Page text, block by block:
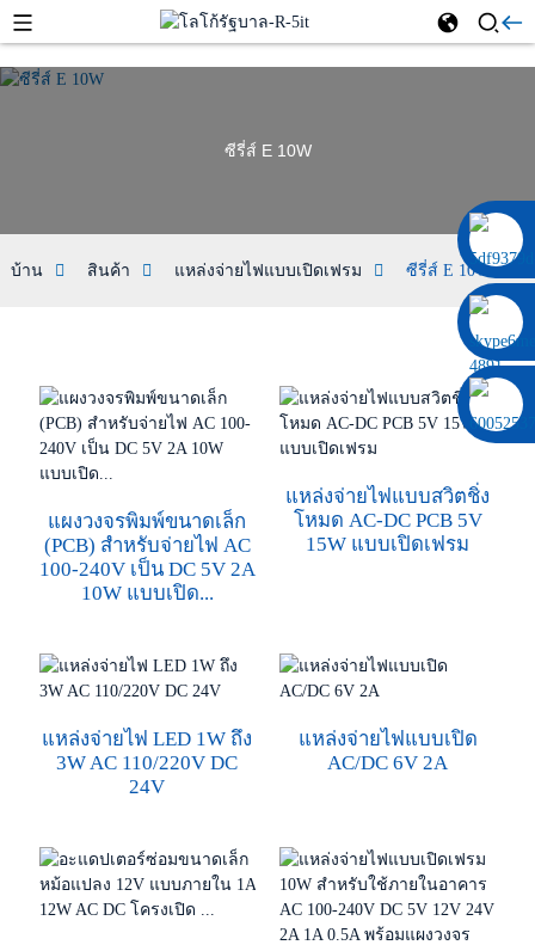
0086 13322920697
ซีรี่ส์ E 10W
บ้าน สินค้า แหล่งจ่ายไฟแบบเปิดเฟรม ซีรี่ส์ E 10W
แผงวงจรพิมพ์ขนาดเล็ก
(PCB) สำหรับจ่ายไฟ AC
100-240V เป็น DC 5V 2A
10W แบบเปิด...
แหล่งจ่ายไฟแบบสวิตชิ่ง
โหมด AC-DC PCB 5V
15W แบบเปิดเฟรม
แหล่งจ่ายไฟ LED 1W ถึง
3W AC 110/220V DC
24V
แหล่งจ่ายไฟแบบเปิด
AC/DC 6V 2A